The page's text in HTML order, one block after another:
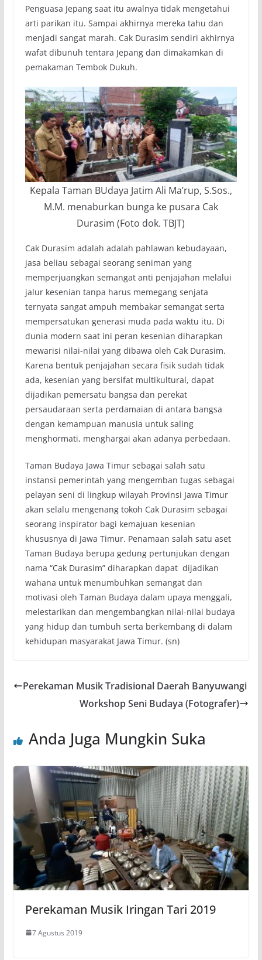
Penguasa Jepang saat itu awalnya tidak mengetahui
arti parikan itu. Sampai akhirnya mereka tahu dan
menjadi sangat marah. Cak Durasim sendiri akhirnya
wafat dibunuh tentara Jepang dan dimakamkan di
pemakaman Tembok Dukuh.
Kepala Taman BUdaya Jatim Ali Ma’rup, S.Sos.,
M.M. menaburkan bunga ke pusara Cak
Durasim (Foto dok. TBJT)
Cak Durasim adalah adalah pahlawan kebudayaan,
jasa beliau sebagai seorang seniman yang
memperjuangkan semangat anti penjajahan melalui
jalur kesenian tanpa harus memegang senjata
ternyata sangat ampuh membakar semangat serta
mempersatukan generasi muda pada waktu itu. Di
dunia modern saat ini peran kesenian diharapkan
mewarisi nilai-nilai yang dibawa oleh Cak Durasim.
Karena bentuk penjajahan secara fisik sudah tidak
ada, kesenian yang bersifat multikultural, dapat
dijadikan pemersatu bangsa dan perekat
persaudaraan serta perdamaian di antara bangsa
dengan kemampuan manusia untuk saling
menghormati, menghargai akan adanya perbedaan.
Taman Budaya Jawa Timur sebagai salah satu
instansi pemerintah yang mengemban tugas sebagai
pelayan seni di lingkup wilayah Provinsi Jawa Timur
akan selalu mengenang tokoh Cak Durasim sebagai
seorang inspirator bagi kemajuan kesenian
khususnya di Jawa Timur. Penamaan salah satu aset
Taman Budaya berupa gedung pertunjukan dengan
nama “Cak Durasim” diharapkan dapat dijadikan
wahana untuk menumbuhkan semangat dan
motivasi oleh Taman Budaya dalam upaya menggali,
melestarikan dan mengembangkan nilai-nilai budaya
yang hidup dan tumbuh serta berkembang di dalam
kehidupan masyarakat Jawa Timur. (sn)
Perekaman Musik Tradisional Daerah Banyuwangi
Workshop Seni Budaya (Fotografer)
Anda Juga Mungkin Suka
Perekaman Musik Iringan Tari 2019
7 Agustus 2019